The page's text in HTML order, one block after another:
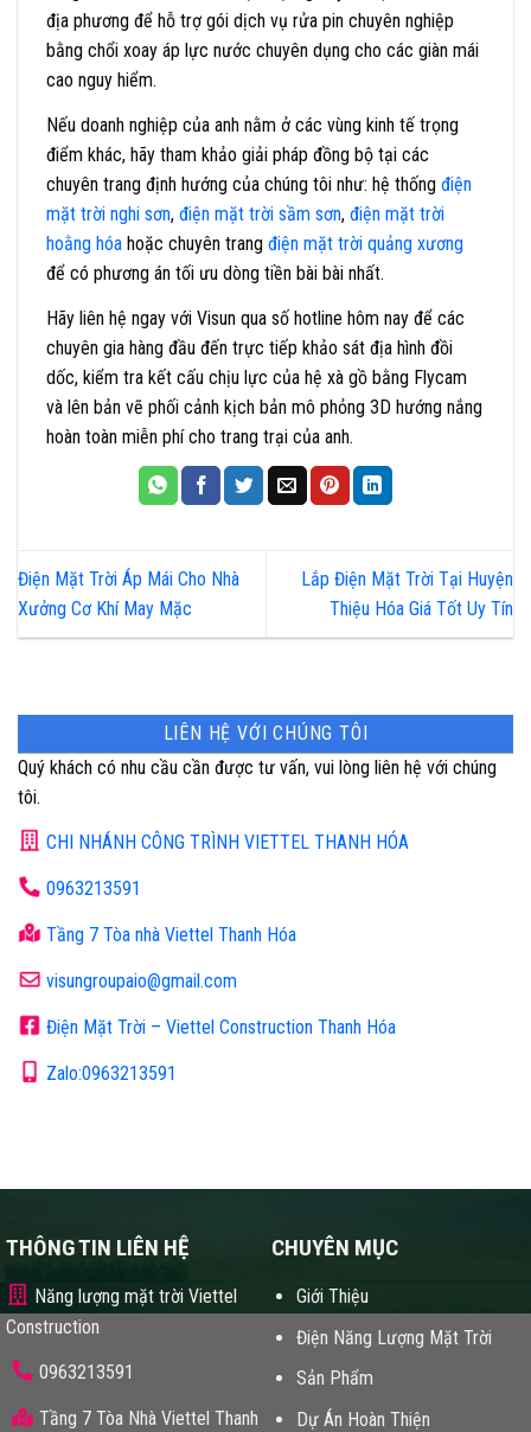
địa phương để hỗ trợ gói dịch vụ rửa pin chuyên nghiệp
bằng chổi xoay áp lực nước chuyên dụng cho các giàn mái
cao nguy hiểm.
Nếu doanh nghiệp của anh nằm ở các vùng kinh tế trọng
điểm khác, hãy tham khảo giải pháp đồng bộ tại các
chuyên trang định hướng của chúng tôi như: hệ thống điện
mặt trời nghi sơn, điện mặt trời sầm sơn, điện mặt trời
hoằng hóa hoặc chuyên trang điện mặt trời quảng xương
để có phương án tối ưu dòng tiền bài bài nhất.
Hãy liên hệ ngay với Visun qua số hotline hôm nay để các
chuyên gia hàng đầu đến trực tiếp khảo sát địa hình đồi
dốc, kiểm tra kết cấu chịu lực của hệ xà gồ bằng Flycam
và lên bản vẽ phối cảnh kịch bản mô phỏng 3D hướng nắng
hoàn toàn miễn phí cho trang trại của anh.
Điện Mặt Trời Áp Mái Cho Nhà
Xưởng Cơ Khí May Mặc
Lắp Điện Mặt Trời Tại Huyện
Thiệu Hóa Giá Tốt Uy Tín
LIÊN HỆ VỚI CHÚNG TÔI
Quý khách có nhu cầu cần được tư vấn, vui lòng liên hệ với chúng
tôi.
CHI NHÁNH CÔNG TRÌNH VIETTEL THANH HÓA
0963213591
Tầng 7 Tòa nhà Viettel Thanh Hóa
visungroupaio@gmail.com
Điện Mặt Trời – Viettel Construction Thanh Hóa
Zalo:0963213591
THÔNG TIN LIÊN HỆ
Năng lượng mặt trời Viettel
Construction
0963213591
Tầng 7 Tòa Nhà Viettel Thanh
CHUYÊN MỤC
Giới Thiệu
Điện Năng Lượng Mặt Trời
Sản Phẩm
Dự Án Hoàn Thiện